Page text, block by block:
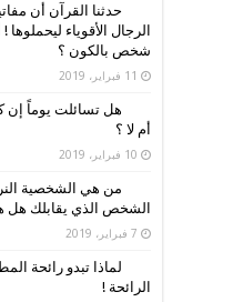
حدثنا القرآن أن
الرجال الأقوياء
شخص بالكون ؟
11 فبراير، 2019
هل تسائلت يوماً إن
أم لا ؟
10 فبراير، 2019
الشخص الذي يقابلك هل
7 فبراير، 2019
لماذا تبدو رائحة
الرائحة !